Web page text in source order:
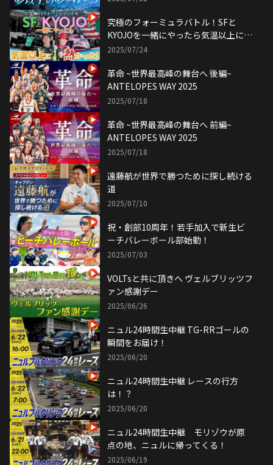
究極のフォーミュラバトル！SFと
KYOJOを一緒にやったら気温以上に熱
かった！
2025/07/24
革命 ~世界最高峰の舞台へ 後編~
ANTELOPES WAY 2025
2025/07/18
革命 ~世界最高峰の舞台へ 前編~
ANTELOPES WAY 2025
2025/07/18
遠藤航が世界で勝つために探し続ける
道
2025/07/10
祝・創部10周年！若手加入で新生ビ
ーチバレーボール部始動！
2025/07/03
VOLTsと共に頂きへ ヴェルブリッツフ
ァン感謝デー
2025/06/26
ニュル24時間生中継 TG-RRゴールの
瞬間をお届け！
2025/06/20
ニュル24時間生中継 レースの行方
は！？
2025/06/20
ニュル24時間生中継 モリゾウが原
点の地、ニュルに帰ってくる！
2025/06/19